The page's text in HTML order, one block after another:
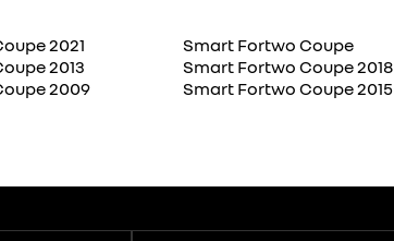
2021 Smart Fortwo Coupe
2013
Smart Fortwo Coupe 2018
2009
Smart Fortwo Coupe 2015